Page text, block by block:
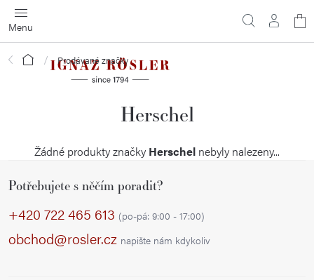
Přejít
na
obsah
Domů Prodávané značky
Herschel
Žádné produkty značky Herschel nebyly nalezeny...
Potřebujete s něčím poradit?
+420 722 465 613 (po-pá: 9:00 - 17:00)
obchod@rosler.cz napište nám kdykoliv